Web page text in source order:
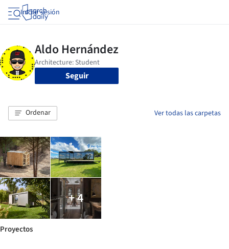
Iniciar sesión
Seguir
Ordenar Ver todas las carpetas
+ 4
Proyectos